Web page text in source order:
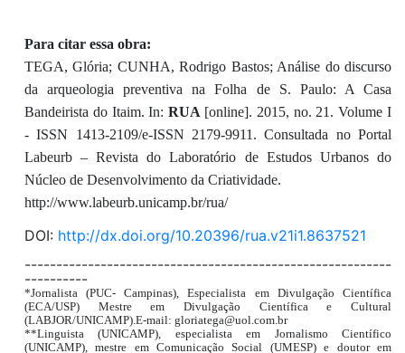
Para citar essa obra:
TEGA, Glória; CUNHA, Rodrigo Bastos; Análise do discurso
da arqueologia preventiva na Folha de S. Paulo: A Casa
Bandeirista do Itaim. In:RUA [online]. 2015, no. 21. Volume I
- ISSN 1413-2109/e-ISSN 2179-9911. Consultada no Portal
Labeurb – Revista do Laboratório de Estudos Urbanos do
Núcleo de Desenvolvimento da Criatividade.
http://www.labeurb.unicamp.br/rua/
DOI: http://dx.doi.org/10.20396/rua.v21i1.8637521
----------------------------------------------------------
----------
*Jornalista (PUC- Campinas), Especialista em Divulgação Científica
(ECA/USP) Mestre em Divulgação Científica e Cultural
(LABJOR/UNICAMP).E-mail: gloriatega@uol.com.br
**Linguista (UNICAMP), especialista em Jornalismo Científico
(UNICAMP), mestre em Comunicação Social (UMESP) e doutor em